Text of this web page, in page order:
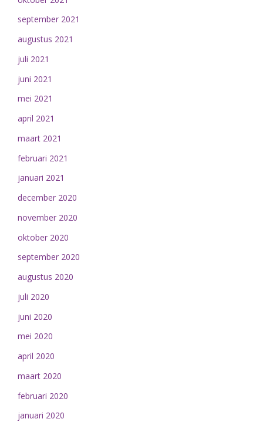
september 2021
augustus 2021
juli 2021
juni 2021
mei 2021
april 2021
maart 2021
februari 2021
januari 2021
december 2020
november 2020
oktober 2020
september 2020
augustus 2020
juli 2020
juni 2020
mei 2020
april 2020
maart 2020
februari 2020
januari 2020